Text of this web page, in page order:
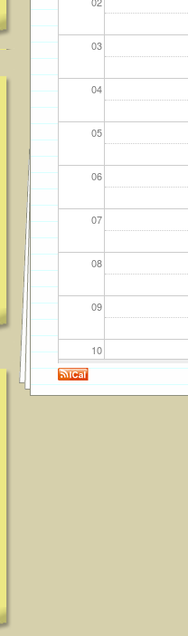
03
04
05
06
07
08
09
10
11